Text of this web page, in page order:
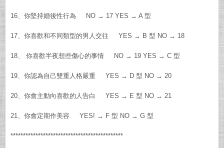
16、你堅持婚後性行為 NO → 17 YES → A 型
17、你喜歡和不同類型的男人交往 YES → B 型 NO → 18
18、 你喜歡半夜想些傷心的事情 NO → 19 YES → C 型
19、你認為自己雙重人格嚴重 YES → D 型 NO → 20
20、你會主動向喜歡的人告白 YES → E 型 NO → 21
21、你會定期作美容 YES! → F 型 NO → G 型
*********************************************